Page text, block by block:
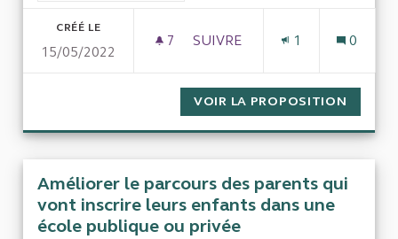
CRÉÉ LE
15/05/2022
7 7 ABONNÉS
SUIVRE
1 0
VOIR LA PROPOSITION
Améliorer le parcours des parents qui
vont inscrire leurs enfants dans une
école publique ou privée